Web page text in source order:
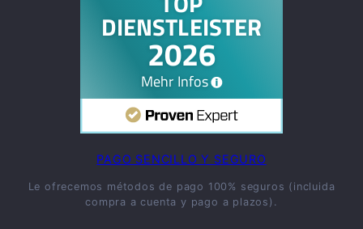
PAGO SENCILLO Y SEGURO
Le ofrecemos métodos de pago 100% seguros (incluida
compra a cuenta y pago a plazos).